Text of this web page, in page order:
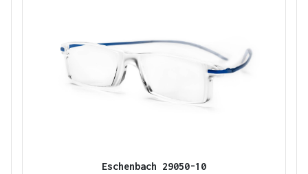
Eschenbach 29050-10